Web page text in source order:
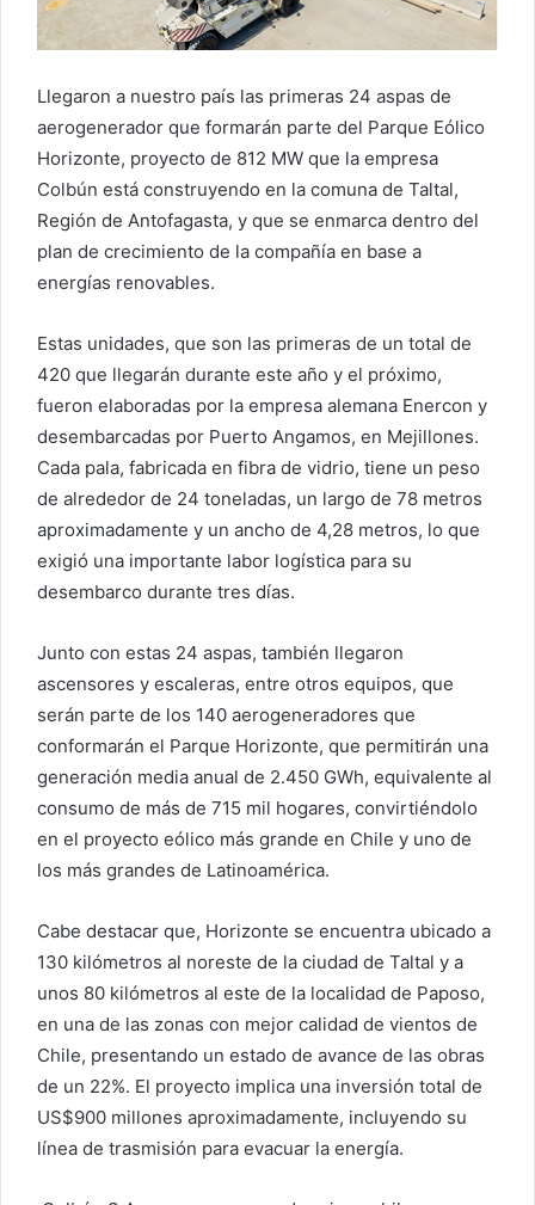
Llegaron a nuestro país las primeras 24 aspas de
aerogenerador que formarán parte del Parque Eólico
Horizonte, proyecto de 812 MW que la empresa
Colbún está construyendo en la comuna de Taltal,
Región de Antofagasta, y que se enmarca dentro del
plan de crecimiento de la compañía en base a
energías renovables.
Estas unidades, que son las primeras de un total de
420 que llegarán durante este año y el próximo,
fueron elaboradas por la empresa alemana Enercon y
desembarcadas por Puerto Angamos, en Mejillones.
Cada pala, fabricada en fibra de vidrio, tiene un peso
de alrededor de 24 toneladas, un largo de 78 metros
aproximadamente y un ancho de 4,28 metros, lo que
exigió una importante labor logística para su
desembarco durante tres días.
Junto con estas 24 aspas, también llegaron
ascensores y escaleras, entre otros equipos, que
serán parte de los 140 aerogeneradores que
conformarán el Parque Horizonte, que permitirán una
generación media anual de 2.450 GWh, equivalente al
consumo de más de 715 mil hogares, convirtiéndolo
en el proyecto eólico más grande en Chile y uno de
los más grandes de Latinoamérica.
Cabe destacar que, Horizonte se encuentra ubicado a
130 kilómetros al noreste de la ciudad de Taltal y a
unos 80 kilómetros al este de la localidad de Paposo,
en una de las zonas con mejor calidad de vientos de
Chile, presentando un estado de avance de las obras
de un 22%. El proyecto implica una inversión total de
US$900 millones aproximadamente, incluyendo su
línea de trasmisión para evacuar la energía.